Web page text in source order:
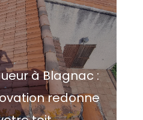
à Blagnac :
redonne